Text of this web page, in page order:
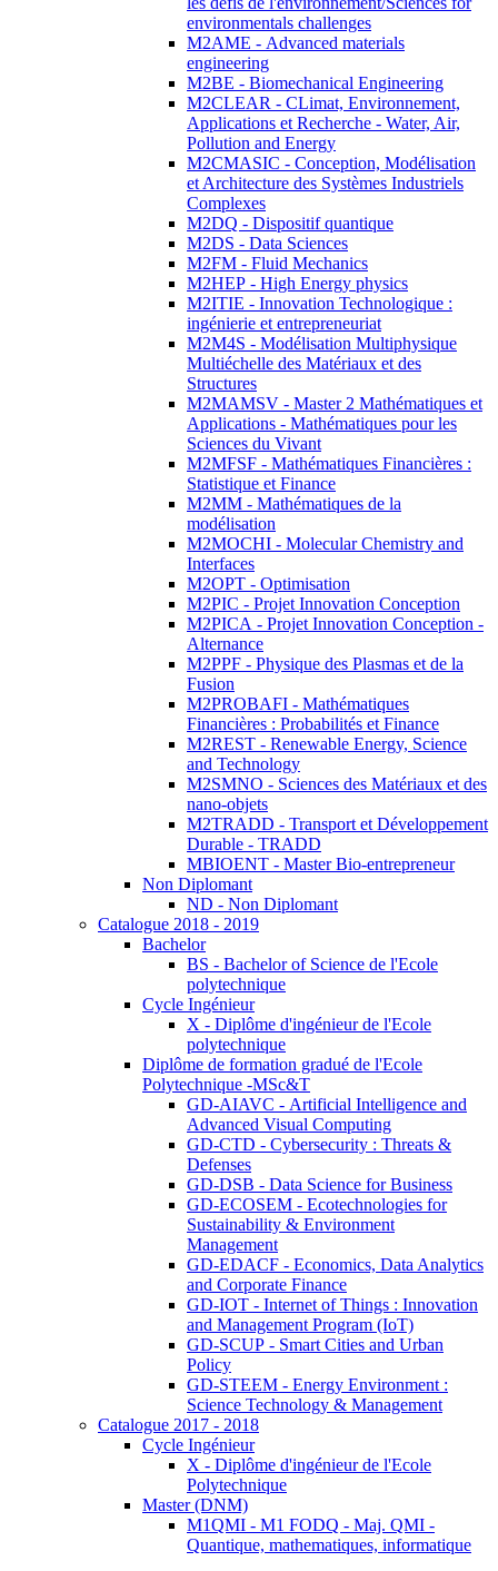
environmentals challenges
M2AME - Advanced materials
engineering
M2BE - Biomechanical Engineering
M2CLEAR - CLimat, Environnement,
Applications et Recherche - Water, Air,
Pollution and Energy
M2CMASIC - Conception, Modélisation
et Architecture des Systèmes Industriels
Complexes
M2DQ - Dispositif quantique
M2DS - Data Sciences
M2FM - Fluid Mechanics
M2HEP - High Energy physics
M2ITIE - Innovation Technologique :
ingénierie et entrepreneuriat
M2M4S - Modélisation Multiphysique
Multiéchelle des Matériaux et des
Structures
M2MAMSV - Master 2 Mathématiques et
Applications - Mathématiques pour les
Sciences du Vivant
M2MFSF - Mathématiques Financières :
Statistique et Finance
M2MM - Mathématiques de la
modélisation
M2MOCHI - Molecular Chemistry and
Interfaces
M2OPT - Optimisation
M2PIC - Projet Innovation Conception
M2PICA - Projet Innovation Conception -
Alternance
M2PPF - Physique des Plasmas et de la
Fusion
M2PROBAFI - Mathématiques
Financières : Probabilités et Finance
M2REST - Renewable Energy, Science
and Technology
M2SMNO - Sciences des Matériaux et des
nano-objets
M2TRADD - Transport et Développement
Durable - TRADD
MBIOENT - Master Bio-entrepreneur
Non Diplomant
ND - Non Diplomant
Catalogue 2018 - 2019
Bachelor
BS - Bachelor of Science de l'Ecole
polytechnique
Cycle Ingénieur
X - Diplôme d'ingénieur de l'Ecole
polytechnique
Diplôme de formation gradué de l'Ecole
Polytechnique -MSc&T
GD-AIAVC - Artificial Intelligence and
Advanced Visual Computing
GD-CTD - Cybersecurity : Threats &
Defenses
GD-DSB - Data Science for Business
GD-ECOSEM - Ecotechnologies for
Sustainability & Environment
Management
GD-EDACF - Economics, Data Analytics
and Corporate Finance
GD-IOT - Internet of Things : Innovation
and Management Program (IoT)
GD-SCUP - Smart Cities and Urban
Policy
GD-STEEM - Energy Environment :
Science Technology & Management
Catalogue 2017 - 2018
Cycle Ingénieur
X - Diplôme d'ingénieur de l'Ecole
Polytechnique
Master (DNM)
M1QMI - M1 FODQ - Maj. QMI -
Quantique, mathematiques, informatique